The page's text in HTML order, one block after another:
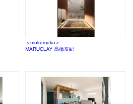
＜mokumoku＞
MARUCLAY 髙橋友紀